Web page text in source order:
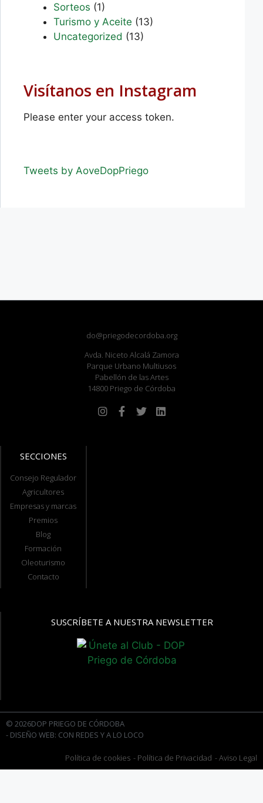
Sorteos (1)
Turismo y Aceite (13)
Uncategorized (13)
Visítanos en Instagram
Please enter your access token.
Tweets by AoveDopPriego
do@priegodecordoba.org
Avda. Niceto Alcalá Zamora
Parque Urbano Multiusos
Pabellón de las Artes
14800 Priego de Córdoba
SECCIONES
Consejo Regulador
Agricultores
Empresas y marcas
Premios
Blog
Formación
Oleoturismo
Contacto
SUSCRÍBETE A NUESTRA NEWSLETTER
© 2026DOP PRIEGO DE CÓRDOBA
- DISEÑO WEB: CON REDES Y A LO LOCO
Política de cookies - Política de Privacidad - Aviso Legal